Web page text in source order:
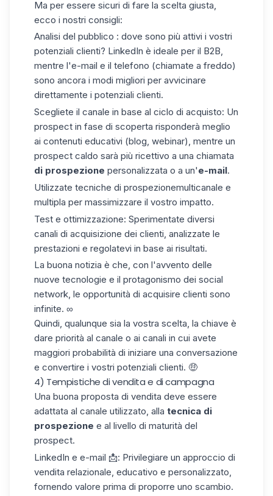
Ma per essere sicuri di fare la scelta giusta,
ecco i nostri consigli:
Analisi del pubblico : dove sono più attivi i vostri
potenziali clienti? LinkedIn è ideale per il B2B,
mentre l'e-mail e il telefono (chiamate a freddo)
sono ancora i modi migliori per avvicinare
direttamente i potenziali clienti.
Scegliete il canale in base al ciclo di acquisto: Un
prospect in fase di scoperta risponderà meglio
ai contenuti educativi (blog, webinar), mentre un
prospect caldo sarà più ricettivo a una chiamata
di prospezione personalizzata o a un'e-mail.
Utilizzate tecniche di prospezionemulticanale e
multipla per massimizzare il vostro impatto.
Test e ottimizzazione: Sperimentate diversi
canali di acquisizione dei clienti , analizzate le
prestazioni e regolatevi in base ai risultati.
La buona notizia è che, con l'avvento delle
nuove tecnologie e il protagonismo dei social
network, le opportunità di acquisire clienti sono
infinite. ∞
Quindi, qualunque sia la vostra scelta, la chiave è
dare priorità al canale o ai canali in cui avete
maggiori probabilità di iniziare una conversazione
e convertire i vostri potenziali clienti. 🤑
4) Tempistiche di vendita e di campagna
Una buona proposta di vendita deve essere
adattata al canale utilizzato, alla tecnica di
prospezione e al livello di maturità del
prospect.
LinkedIn e e-mail 📩: Privilegiare un approccio di
vendita relazionale, educativo e personalizzato,
fornendo valore prima di proporre uno scambio.